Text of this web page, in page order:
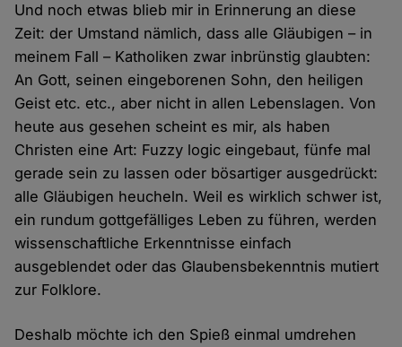
Und noch etwas blieb mir in Erinnerung an diese
Zeit: der Umstand nämlich, dass alle Gläubigen – in
meinem Fall – Katholiken zwar inbrünstig glaubten:
An Gott, seinen eingeborenen Sohn, den heiligen
Geist etc. etc., aber nicht in allen Lebenslagen. Von
heute aus gesehen scheint es mir, als haben
Christen eine Art: Fuzzy logic eingebaut, fünfe mal
gerade sein zu lassen oder bösartiger ausgedrückt:
alle Gläubigen heucheln. Weil es wirklich schwer ist,
ein rundum gottgefälliges Leben zu führen, werden
wissenschaftliche Erkenntnisse einfach
ausgeblendet oder das Glaubensbekenntnis mutiert
zur Folklore.
Deshalb möchte ich den Spieß einmal umdrehen